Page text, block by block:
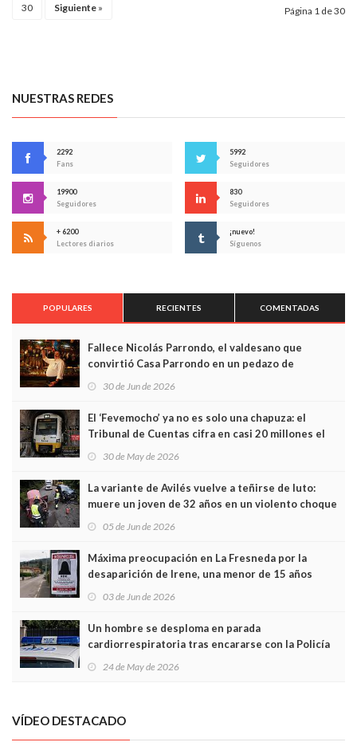
30 Siguiente » Página 1 de 30
NUESTRAS REDES
2292
Fans
5992
Seguidores
19900
Seguidores
830
Seguidores
+ 6200
Lectores diarios
¡nuevo!
Síguenos
POPULARES RECIENTES COMENTADAS
Fallece Nicolás Parrondo, el valdesano que
convirtió Casa Parrondo en un pedazo de
Asturias en Madrid
30 de Jun de 2026
El ‘Fevemocho’ ya no es solo una chapuza: el
Tribunal de Cuentas cifra en casi 20 millones el
sobrecoste de los trenes que no cabían por los
30 de May de 2026
La variante de Avilés vuelve a teñirse de luto:
muere un joven de 32 años en un violento choque
frontal
05 de Jun de 2026
Máxima preocupación en La Fresneda por la
desaparición de Irene, una menor de 15 años
03 de Jun de 2026
Un hombre se desploma en parada
cardiorrespiratoria tras encararse con la Policía
Local en Luanco
24 de May de 2026
VÍDEO DESTACADO